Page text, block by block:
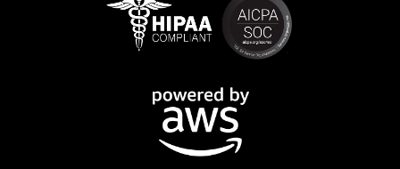
Basado en 55 comentarios
los revisores recomendarían este producto